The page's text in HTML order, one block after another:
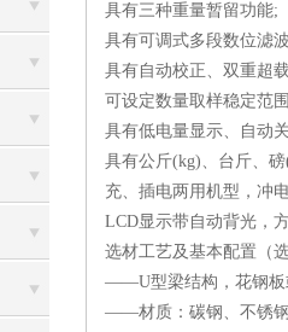
具有三种重量暂留功能;
具有可调式多段数位滤
具有自动校正、双重超
可设定数量取样稳定范
具有低电量显示、自动
具有公斤(kg)、台斤、
充、插电两用机型，冲
LCD显示带自动背光，
选材工艺及基本配置（
——U型梁结构，花钢板
——材质：碳钢、不锈